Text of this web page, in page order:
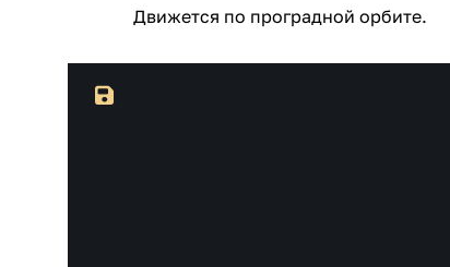
Движется по проградной орбите.